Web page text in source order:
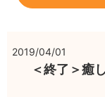
2019/04/01
＜終了＞癒